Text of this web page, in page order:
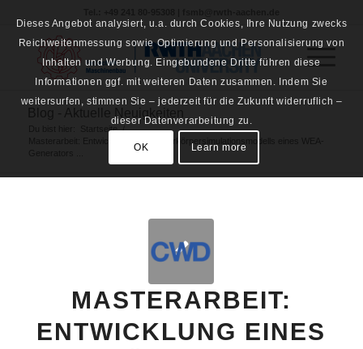
Startseite /
MASTERARBEIT:
ENTWICKLUNG EINES
Dieses Angebot analysiert, u.a. durch Cookies, Ihre Nutzung zwecks
Reichweitenmessung sowie Optimierung und Personalisierung von
Inhalten und Werbung. Eingebundene Dritte führen diese
Informationen ggf. mit weiteren Daten zusammen. Indem Sie
weitersurfen, stimmen Sie – jederzeit für die Zukunft widerruflich –
dieser Datenverarbeitung zu.
OK Learn more